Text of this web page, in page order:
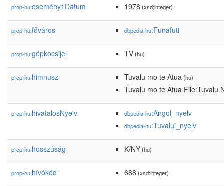
prop-hu:esemény1Dátum 1978 (xsd:integer)
prop-hu:főváros dbpedia-hu:Funafuti
prop-hu:gépkocsijel TV(hu)
prop-hu:himnusz Tuvalu mo te Atua(hu)
Tuvalu mo te Atua File:Tuvalu
prop-hu:hivatalosNyelv dbpedia-hu:Angol_nyelv
dbpedia-hu:Tuvalui_nyelv
prop-hu:hosszúság K/NY(hu)
prop-hu:hívókód 688 (xsd:integer)